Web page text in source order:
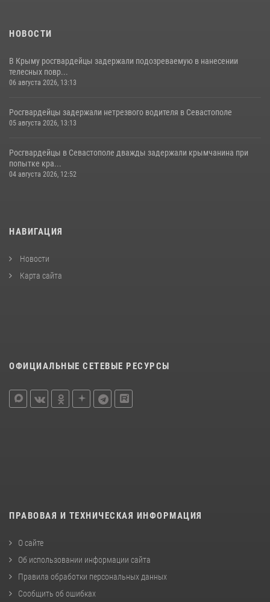
НОВОСТИ
В Крыму росгвардейцы задержали подозреваемую в нанесении
телесных повр...
06 августа 2026, 13:13
Росгвардейцы задержали нетрезвого водителя в Севастополе
05 августа 2026, 13:13
Росгвардейцы в Севастополе дважды задержали крымчанина при
попытке кра...
04 августа 2026, 12:52
НАВИГАЦИЯ
Новости
Карта сайта
ОФИЦИАЛЬНЫЕ СЕТЕВЫЕ РЕСУРСЫ
ПРАВОВАЯ И ТЕХНИЧЕСКАЯ ИНФОРМАЦИЯ
О сайте
Об использовании информации сайта
Правила обработки персональных данных
Сообщить об ошибках